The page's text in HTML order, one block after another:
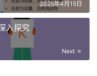
2025年4月15日
入探究
Next